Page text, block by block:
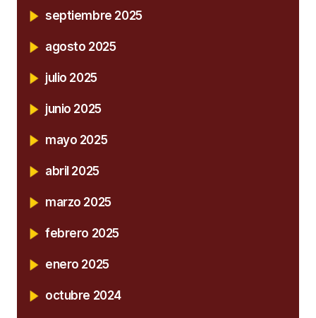
septiembre 2025
agosto 2025
julio 2025
junio 2025
mayo 2025
abril 2025
marzo 2025
febrero 2025
enero 2025
octubre 2024